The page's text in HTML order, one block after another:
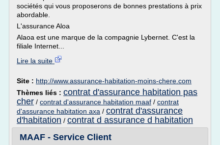
sociétés qui vous proposerons de bonnes prestations à prix
abordable.
L'assurance Aloa
Alaoa est une marque de la compagnie Lybernet. C'est la
filiale Internet...
Lire la suite
Site : http://www.assurance-habitation-moins-chere.com
Thèmes liés : contrat d'assurance habitation pas
cher / contrat d'assurance habitation maaf / contrat
d'assurance habitation axa / contrat d'assurance
d'habitation / contrat d assurance d habitation
MAAF - Service Client